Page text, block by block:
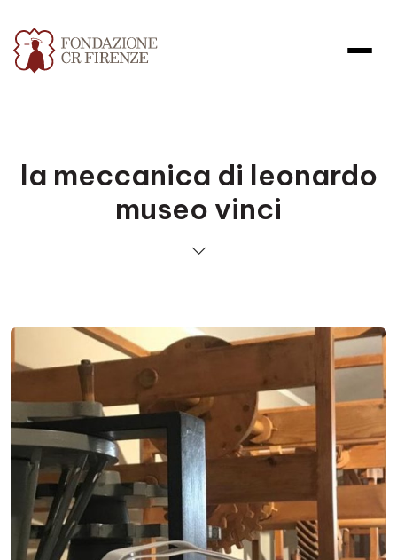
la meccanica di leonardo
museo vinci